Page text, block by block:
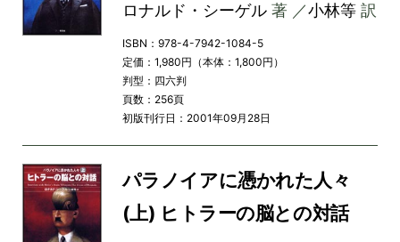
ロナルド・シーゲル著 ／小林等訳
ISBN：978-4-7942-1084-5
定価：1,980円（本体：1,800円）
判型：四六判
頁数：256頁
初版刊行日：2001年09月28日
パラノイアに憑かれた人々
(上) ヒトラーの脳との対話